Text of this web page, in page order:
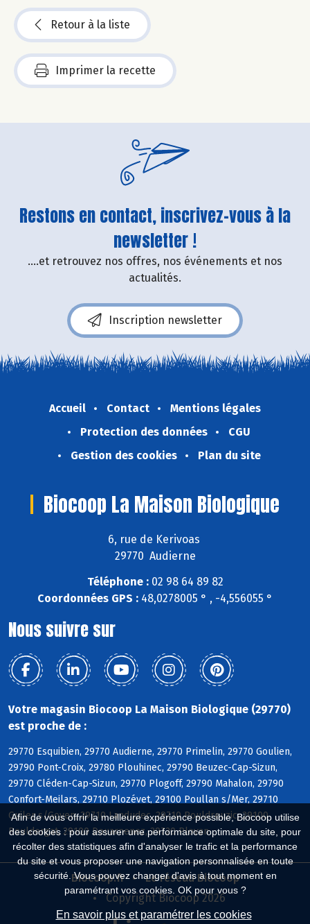
Afin de vous offrir la meilleure expérience possible, Biocoop utilise
des cookies : pour assurer une performance optimale du site, pour
récolter des statistiques afin d'analyser le trafic et la performance
du site et vous proposer une navigation personnalisée en toute
sécurité. Vous pouvez changer d'avis à tout moment en
paramétrant vos cookies. OK pour vous ?
En savoir plus et paramétrer les cookies
Retour à la liste
Imprimer la recette
Restons en contact, inscrivez-vous à la
newsletter !
....et retrouvez nos offres, nos événements et nos
actualités.
Inscription newsletter
Accueil Contact
Mentions légales
Protection des données
CGU
Gestion des cookies
Plan du site
Biocoop La Maison Biologique
6, rue de Kerivoas
29770 Audierne
Téléphone :02 98 64 89 82
Coordonnées GPS : 48,0278005 ° , -4,556055 °
Nous suivre sur
Votre magasin Biocoop La Maison Biologique (29770)
est proche de :
29770 Esquibien, 29770 Audierne, 29770 Primelin, 29770 Goulien,
29790 Pont-Croix, 29780 Plouhinec, 29790 Beuzec-Cap-Sizun,
29770 Cléden-Cap-Sizun, 29770 Plogoff, 29790 Mahalon, 29790
Confort-Meilars, 29710 Plozévet, 29100 Poullan s/Mer, 29710
Guiler s/Goyen, 29710 Landudec, 29710 Pouldreuzic, 29100
Pouldergat, 29100 Douarnenez, 29720 Plovan
Biocoop.fr
Le réseau Biocoop
Copyright Biocoop 2026